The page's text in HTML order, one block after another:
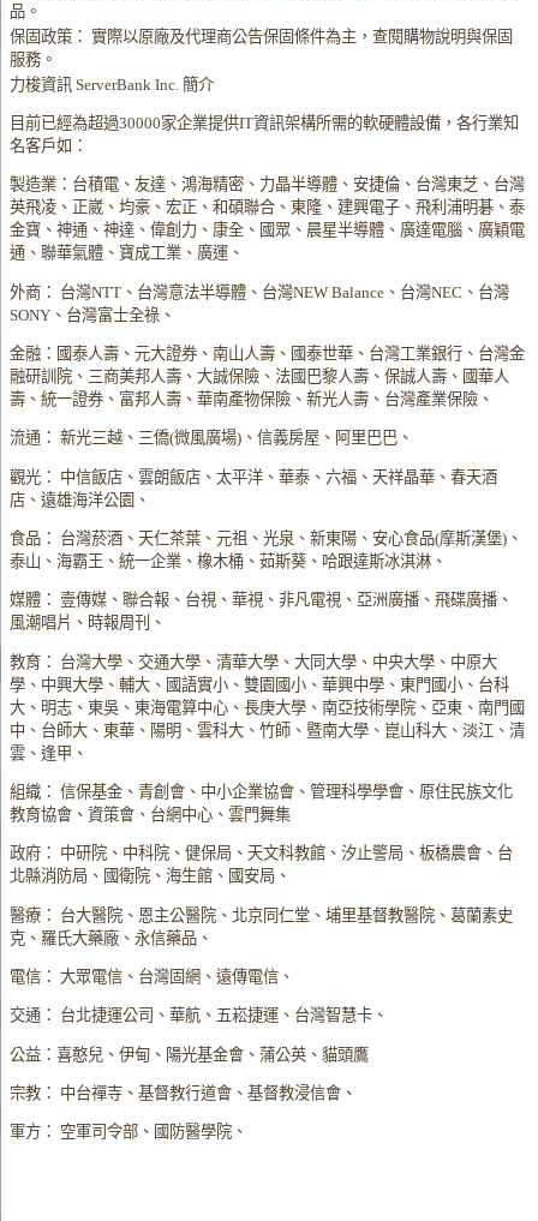
品。
保固政策： 實際以原廠及代理商公告保固條件為主，查閱購物說明與保固
服務。
力梭資訊 ServerBank Inc. 簡介
目前已經為超過30000家企業提供IT資訊架構所需的軟硬體設備，各行業知
名客戶如：
製造業：台積電、友達、鴻海精密、力晶半導體、安捷倫、台灣東芝、台灣
英飛凌、正崴、均豪、宏正、和碩聯合、東隆、建興電子、飛利浦明碁、泰
金寶、神通、神達、偉創力、康全、國眾、晨星半導體、廣達電腦、廣穎電
通、聯華氣體、寶成工業、廣運、
外商： 台灣NTT、台灣意法半導體、台灣NEW Balance、台灣NEC、台灣
SONY、台灣富士全祿、
金融：國泰人壽、元大證券、南山人壽、國泰世華、台灣工業銀行、台灣金
融研訓院、三商美邦人壽、大誠保險、法國巴黎人壽、保誠人壽、國華人
壽、統一證券、富邦人壽、華南產物保險、新光人壽、台灣產業保險、
流通： 新光三越、三僑(微風廣場)、信義房屋、阿里巴巴、
觀光： 中信飯店、雲朗飯店、太平洋、華泰、六福、天祥晶華、春天酒
店、遠雄海洋公園、
食品： 台灣菸酒、天仁茶葉、元祖、光泉、新東陽、安心食品(摩斯漢堡)、
泰山、海霸王、統一企業、橡木桶、茹斯葵、哈跟達斯冰淇淋、
媒體： 壹傳媒、聯合報、台視、華視、非凡電視、亞洲廣播、飛碟廣播、
風潮唱片、時報周刊、
教育： 台灣大學、交通大學、清華大學、大同大學、中央大學、中原大
學、中興大學、輔大、國語實小、雙園國小、華興中學、東門國小、台科
大、明志、東吳、東海電算中心、長庚大學、南亞技術學院、亞東、南門國
中、台師大、東華、陽明、雲科大、竹師、暨南大學、崑山科大、淡江、清
雲、逢甲、
組織： 信保基金、青創會、中小企業協會、管理科學學會、原住民族文化
教育協會、資策會、台網中心、雲門舞集
政府： 中研院、中科院、健保局、天文科教館、汐止警局、板橋農會、台
北縣消防局、國衛院、海生館、國安局、
醫療： 台大醫院、恩主公醫院、北京同仁堂、埔里基督教醫院、葛蘭素史
克、羅氏大藥廠、永信藥品、
電信： 大眾電信、台灣固網、遠傳電信、
交通： 台北捷運公司、華航、五崧捷運、台灣智慧卡、
公益：喜憨兒、伊甸、陽光基金會、蒲公英、貓頭鷹
宗教： 中台禪寺、基督教行道會、基督教浸信會、
軍方： 空軍司令部、國防醫學院、